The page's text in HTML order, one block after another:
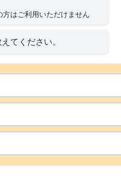
はご利用いただけません
てください。